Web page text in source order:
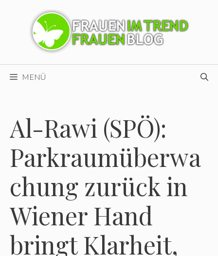
MENÜ
Al-Rawi (SPÖ):
Parkraumüberwa
chung zurück in
Wiener Hand
bringt Klarheit,